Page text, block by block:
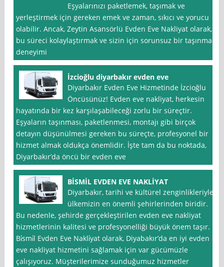
Eşyalarınızı paketlemek, taşımak ve
yerleştirmek için gereken emek ve zaman, sıkıcı ve yorucu
olabilir. Ancak, Zeytin Asansörlü Evden Eve Nakliyat olarak,
bu süreci kolaylaştırmak ve sizin için sorunsuz bir taşınma
deneyimi
İzcioğlu diyarbakır evden eve
Diyarbakır Evden Eve Hizmetinde İzcioğlu
Öncüsünüz! Evden eve nakliyat, herkesin
hayatında bir kez karşılaşabileceği zorlu bir süreçtir.
Eşyaların taşınması, paketlenmesi, montajı gibi birçok
detayın düşünülmesi gereken bu süreçte, profesyonel bir
hizmet almak oldukça önemlidir. İşte tam da bu noktada,
Diyarbakır’da öncü bir evden eve
BİSMİL EVDEN EVE NAKLİYAT
Diyarbakır, tarihi ve kültürel zenginlikleriyle
ülkemizin en önemli şehirlerinden biridir.
Bu nedenle, şehirde gerçekleştirilen evden eve nakliyat
hizmetlerinin kalitesi ve profesyonelliği büyük önem taşır.
Bi̇smi̇l Evden Eve Nakli̇yat olarak, Diyabakır’da en iyi evden
eve nakliyat hizmetini sağlamak için var gücümüzle
çalışıyoruz. Müşterilerimize sunduğumuz hizmetler